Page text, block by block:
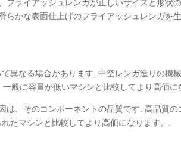
フライアッシュレンガが正しいサイズと形状
かな表面仕上げのフライアッシュレンガを
異なる場合があります. 中空レンガ造りの機
般に容量が低いマシンと比較してより高価に
は、そのコンポーネントの品質です. 高品質
たマシンと比較してより高価になります。.